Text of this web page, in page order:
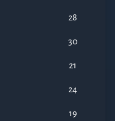
28
30
21
24
19